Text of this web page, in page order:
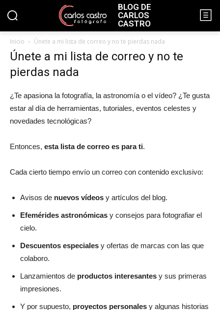
BLOG DE
CARLOS
CASTRO
Inicio Únete a mi lista de correo y no te pierdas nada
Únete a mi lista de correo y no te
pierdas nada
¿Te apasiona la fotografía, la astronomía o el vídeo? ¿Te gusta
estar al día de herramientas, tutoriales, eventos celestes y
novedades tecnológicas?
Entonces, esta lista de correo es para ti.
Cada cierto tiempo envío un correo con contenido exclusivo:
Avisos de nuevos vídeos y artículos del blog.
Efemérides astronómicas y consejos para fotografiar el
cielo.
Descuentos especiales y ofertas de marcas con las que
colaboro.
Lanzamientos de productos interesantes y sus primeras
impresiones.
Y por supuesto, proyectos personales y algunas historias